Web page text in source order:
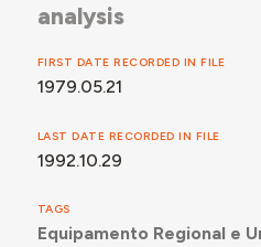
analysis
FIRST DATE RECORDED IN FILE
1979.05.21
LAST DATE RECORDED IN FILE
1992.10.29
TAGS
Equipamento Regional e